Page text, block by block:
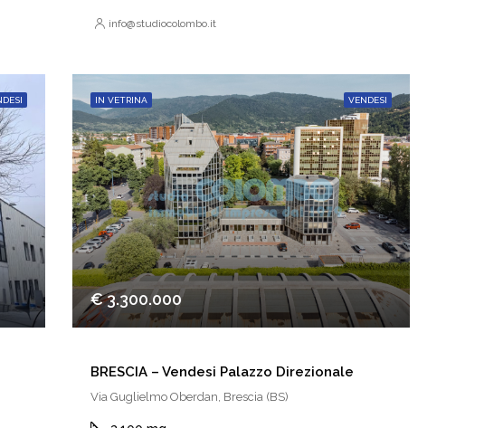
info@studiocolombo.it
IN VETRINA VENDESI
€ 3.300.000
BRESCIA – Vendesi Palazzo Direzionale
Via Guglielmo Oberdan, Brescia (BS)